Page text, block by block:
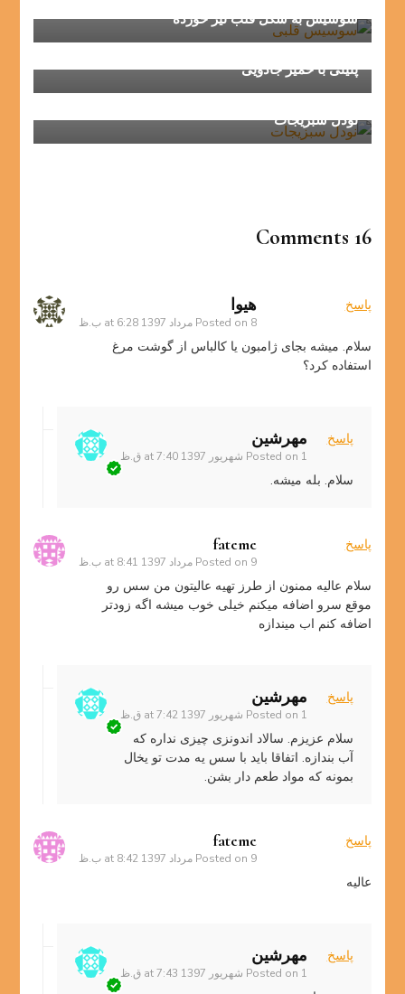
سوسیس به شکل قلب تیر خورده
پنینی با خمیر جادویی
نودل سبزیجات
16 Comments
هیوا
Posted on 8 مرداد 1397 at 6:28 ب.ظ
پاسخ
سلام. میشه بجای ژامبون یا کالباس از گوشت مرغ
استفاده کرد؟
مهرشین
Posted on 1 شهریور 1397 at 7:40 ق.ظ
پاسخ
سلام. بله میشه.
fateme
Posted on 9 مرداد 1397 at 8:41 ب.ظ
پاسخ
سلام عالیه ممنون از طرز تهیه عالیتون من سس رو
موقع سرو اضافه میکنم خیلی خوب میشه اگه زودتر
اضافه کنم اب میندازه
مهرشین
Posted on 1 شهریور 1397 at 7:42 ق.ظ
پاسخ
سلام عزیزم. سالاد اندونزی چیزی نداره که
آب بندازه. اتفاقا باید با سس یه مدت تو یخال
بمونه که مواد طعم دار بشن.
fateme
Posted on 9 مرداد 1397 at 8:42 ب.ظ
پاسخ
عالیه
مهرشین
Posted on 1 شهریور 1397 at 7:43 ق.ظ
پاسخ